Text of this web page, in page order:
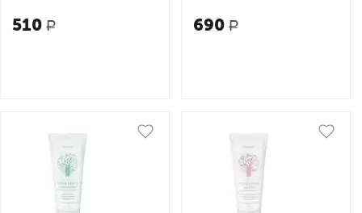
510 Р 690 Р